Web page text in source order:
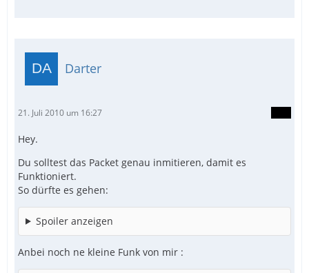
Darter
21. Juli 2010 um 16:27
Hey.
Du solltest das Packet genau inmitieren, damit es
Funktioniert.
So dürfte es gehen:
Spoiler anzeigen
Anbei noch ne kleine Funk von mir :